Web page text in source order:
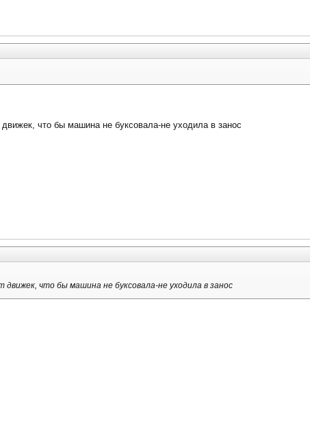
что бы машина не буксовала-не уходила в занос
что бы машина не буксовала-не уходила в занос